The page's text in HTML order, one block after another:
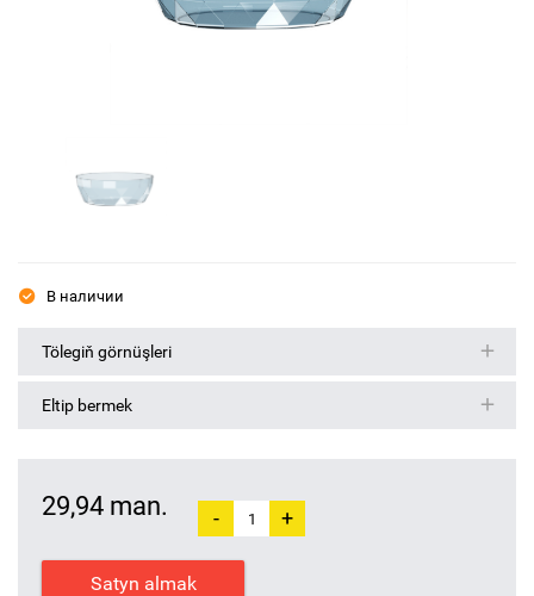
В наличии
Tölegiň görnüşleri
Eltip bermek
29,94 man. - +
Satyn almak